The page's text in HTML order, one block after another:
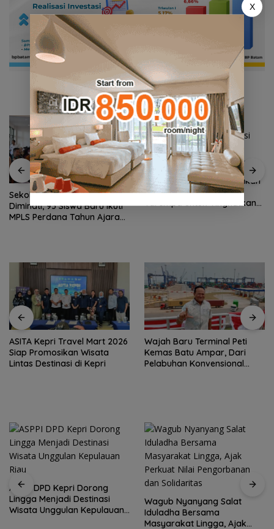
Sekolah Rakyat Natuna Kian
Diminati, 93 Siswa Baru Ikuti
MPLS Perdana Tahun Ajaran
Wabup Raja Bayu Resmikan
Survei Akreditasi RSUD
Tarempa untuk Tingkatkan
ASITA Kepri Travel Mart 2026
Siap Promosikan Wisata
Lintas Destinasi di Kepri
Wajah Baru Terminal Peti
Kemas Batu Ampar, Dari
Pelabuhan Konvensional
ASPPI DPD Kepri Dorong
Lingga Menjadi Destinasi
Wisata Unggulan Kepulauan
Wagub Nyanyang Salat
Iduladha Bersama
Masyarakat Lingga, Ajak
X